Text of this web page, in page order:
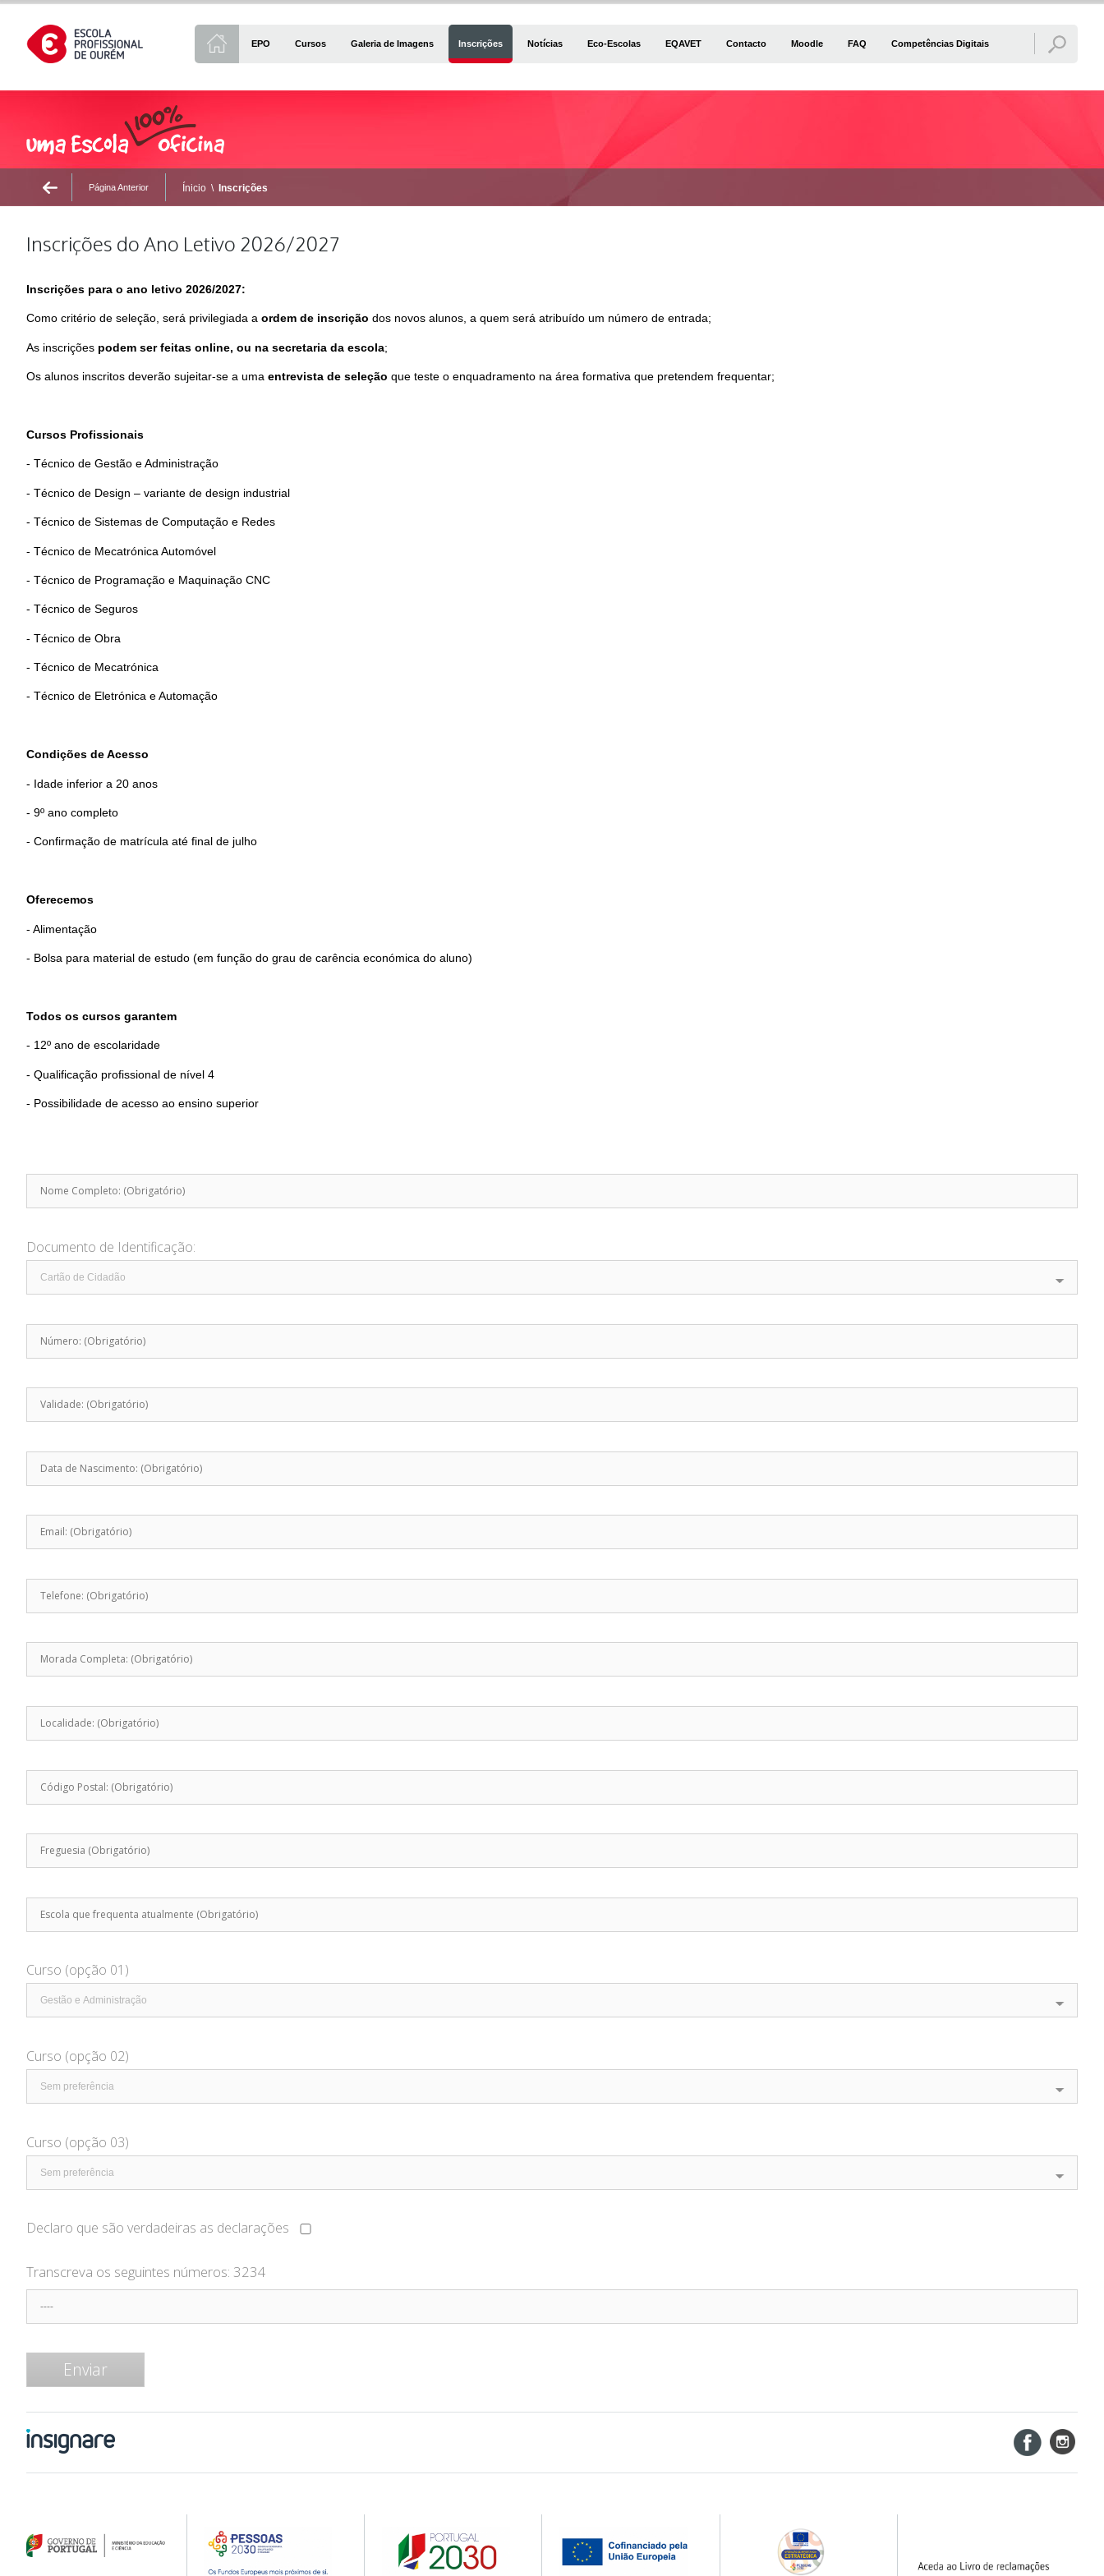
EPO Cursos Galeria de Imagens Inscrições Notícias Eco-Escolas EQAVET Contacto Moodle FAQ Competências Digitais
Página Anterior Ínicio \ Inscrições
Inscrições do Ano Letivo 2026/2027
Inscrições para o ano letivo 2026/2027:
Como critério de seleção, será privilegiada a ordem de inscrição dos novos alunos, a quem será atribuído um número de entrada;
As inscrições podem ser feitas online, ou na secretaria da escola;
Os alunos inscritos deverão sujeitar-se a uma entrevista de seleção que teste o enquadramento na área formativa que pretendem frequentar;
Cursos Profissionais
- Técnico de Gestão e Administração
- Técnico de Design – variante de design industrial
- Técnico de Sistemas de Computação e Redes
- Técnico de Mecatrónica Automóvel
- Técnico de Programação e Maquinação CNC
- Técnico de Seguros
- Técnico de Obra
- Técnico de Mecatrónica
- Técnico de Eletrónica e Automação
Condições de Acesso
- Idade inferior a 20 anos
- 9º ano completo
- Confirmação de matrícula até final de julho
Oferecemos
- Alimentação
- Bolsa para material de estudo (em função do grau de carência económica do aluno)
Todos os cursos garantem
- 12º ano de escolaridade
- Qualificação profissional de nível 4
- Possibilidade de acesso ao ensino superior
Documento de Identificação:
Curso (opção 01)
Curso (opção 02)
Curso (opção 03)
Declaro que são verdadeiras as declarações
Transcreva os seguintes números: 3234